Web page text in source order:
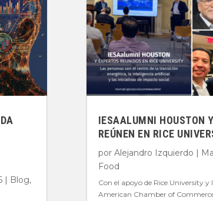
| Blog,
IESAALUMNI HOUSTON
REÚNEN EN RICE
por Alejandro Izquierdo |
Food
Con el apoyo de Rice University y
American Chamber of